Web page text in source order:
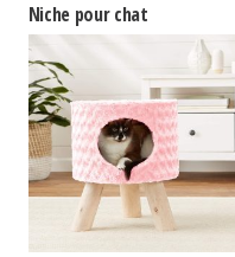
Niche pour chat